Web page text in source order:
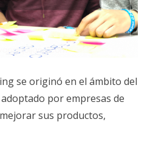
se originó en el ámbito del
por empresas de
sus productos,